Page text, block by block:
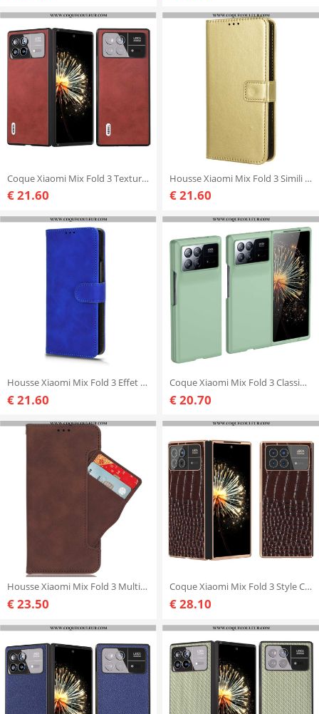
Coque Xiaomi Mix Fold 3 Texture Cuir ABEEL
€ 21.60
Housse Xiaomi Mix Fold 3 Simili Cuir Flashy à Lanière
€ 21.60
Housse Xiaomi Mix Fold 3 Effet Daim
€ 21.60
Coque Xiaomi Mix Fold 3 Classique
€ 20.70
Housse Xiaomi Mix Fold 3 Multi-Fonctionnelle
€ 23.50
Coque Xiaomi Mix Fold 3 Style Crocodile
€ 28.10